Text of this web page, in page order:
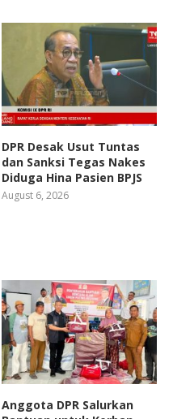
DPR Desak Usut Tuntas
dan Sanksi Tegas Nakes
Diduga Hina Pasien BPJS
August 6, 2026
Anggota DPR Salurkan